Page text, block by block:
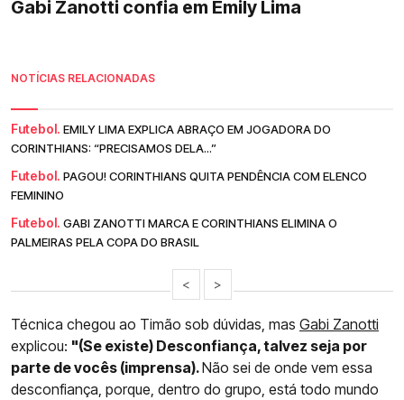
Gabi Zanotti confia em Emily Lima
NOTÍCIAS RELACIONADAS
Futebol. EMILY LIMA EXPLICA ABRAÇO EM JOGADORA DO
CORINTHIANS: “PRECISAMOS DELA...”
Futebol. PAGOU! CORINTHIANS QUITA PENDÊNCIA COM ELENCO
FEMININO
Futebol. GABI ZANOTTI MARCA E CORINTHIANS ELIMINA O
PALMEIRAS PELA COPA DO BRASIL
< >
Técnica chegou ao Timão sob dúvidas, mas Gabi Zanotti
explicou: "(Se existe) Desconfiança, talvez seja por
parte de vocês (imprensa).Não sei de onde vem essa
desconfiança, porque, dentro do grupo, está todo mundo